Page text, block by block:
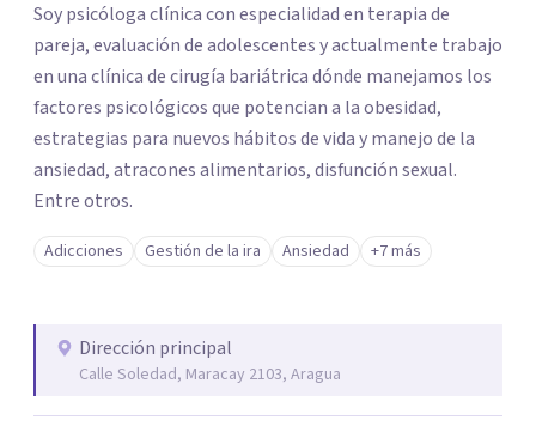
Soy psicóloga clínica con especialidad en terapia de
pareja, evaluación de adolescentes y actualmente trabajo
en una clínica de cirugía bariátrica dónde manejamos los
factores psicológicos que potencian a la obesidad,
estrategias para nuevos hábitos de vida y manejo de la
ansiedad, atracones alimentarios, disfunción sexual.
Entre otros.
Adicciones Gestión de la ira Ansiedad +7 más
Dirección principal
Calle Soledad, Maracay 2103, Aragua